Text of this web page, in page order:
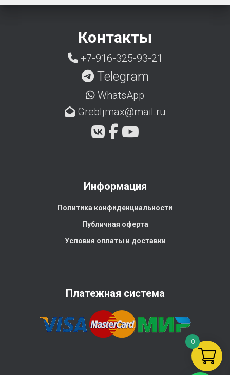
Контакты
+7-916-325-93-21
Telegram
WhatsApp
Grebljmax@mail.ru
Информация
Политика конфиденциальности
Публичная оферта
Условия оплаты и доставки
Платежная система
0